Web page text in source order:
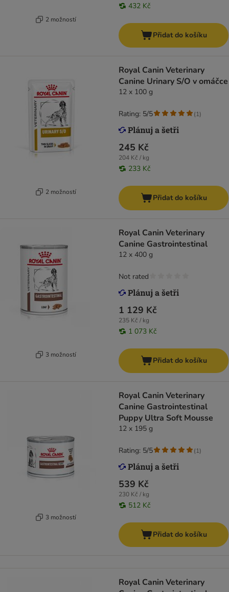
2 možností
432 Kč
Přidat do košíku
2 možností
Royal Canin Veterinary
Canine Urinary S/O v omáčce
12 x 100 g
245 Kč
204 Kč / kg
233 Kč
Rating: 5/5 (1)
Přidat do košíku
3 možností
Royal Canin Veterinary
Canine Gastrointestinal
12 x 400 g
1 129 Kč
235 Kč / kg
1 073 Kč
Not rated
Přidat do košíku
3 možností
Royal Canin Veterinary
Canine Gastrointestinal
Puppy Ultra Soft Mousse
12 x 195 g
539 Kč
230 Kč / kg
512 Kč
Rating: 5/5 (1)
Přidat do košíku
Royal Canin Veterinary